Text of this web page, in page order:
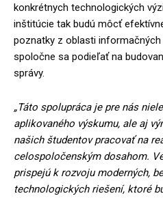
konkrétnych technologických
inštitúcie tak budú môcť
poznatky z oblasti
spoločne sa podieľať na
správy.
„Táto spolupráca je pre nás
aplikovaného výskumu, ale aj
našich študentov pracovať na
celospoločenským dosahom.
prispejú k rozvoju moderných,
technologických riešení, ktoré